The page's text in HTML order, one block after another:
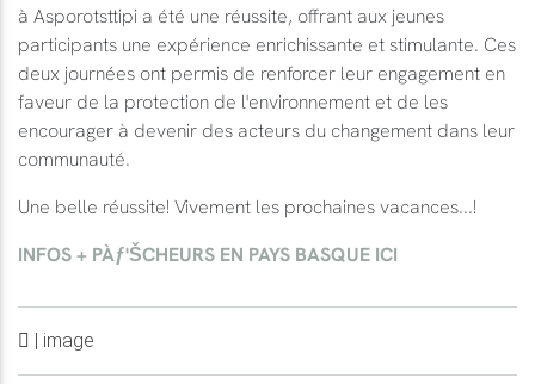
à Asporotsttipi a été une réussite, offrant aux jeunes
participants une expérience enrichissante et stimulante. Ces
deux journées ont permis de renforcer leur engagement en
faveur de la protection de l'environnement et de les
encourager à devenir des acteurs du changement dans leur
communauté.
Une belle réussite! Vivement les prochaines vacances...!
INFOS + PÀƒ'ŠCHEURS EN PAYS BASQUE ICI
| image